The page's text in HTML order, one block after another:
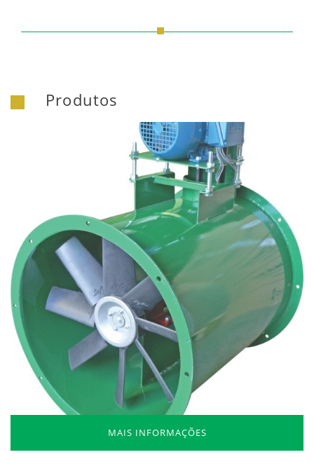
Produtos
MAIS INFORMAÇÕES